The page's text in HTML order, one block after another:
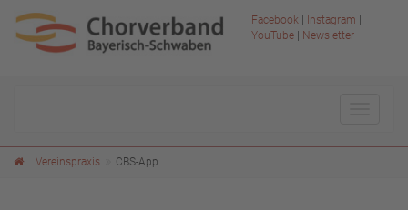
Facebook Instagram
YouTube
Newsletter
Vereinspraxis CBS-App